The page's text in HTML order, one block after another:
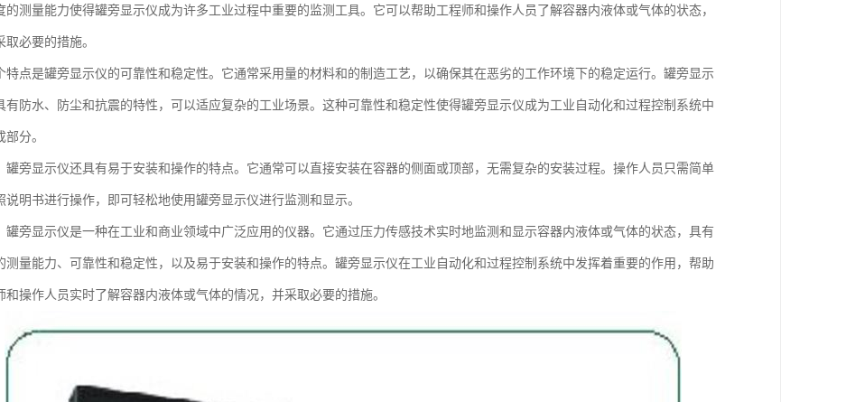
的测量能力使得罐旁显示仪成为许多工业过程中重要的监测工具。它可以帮助工程师和操作人员了解容器内液体或气体的状态，
取必要的措施。
特点是罐旁显示仪的可靠性和稳定性。它通常采用量的材料和的制造工艺，以确保其在恶劣的工作环境下的稳定运行。罐旁显示
有防水、防尘和抗震的特性，可以适应复杂的工业场景。这种可靠性和稳定性使得罐旁显示仪成为工业自动化和过程控制系统中
部分。
罐旁显示仪还具有易于安装和操作的特点。它通常可以直接安装在容器的侧面或顶部，无需复杂的安装过程。操作人员只需简单
说明书进行操作，即可轻松地使用罐旁显示仪进行监测和显示。
罐旁显示仪是一种在工业和商业领域中广泛应用的仪器。它通过压力传感技术实时地监测和显示容器内液体或气体的状态，具有
测量能力、可靠性和稳定性，以及易于安装和操作的特点。罐旁显示仪在工业自动化和过程控制系统中发挥着重要的作用，帮助
和操作人员实时了解容器内液体或气体的情况，并采取必要的措施。